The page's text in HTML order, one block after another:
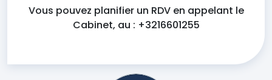
Vous pouvez planifier un RDV en appelant le
Cabinet, au : +3216601255